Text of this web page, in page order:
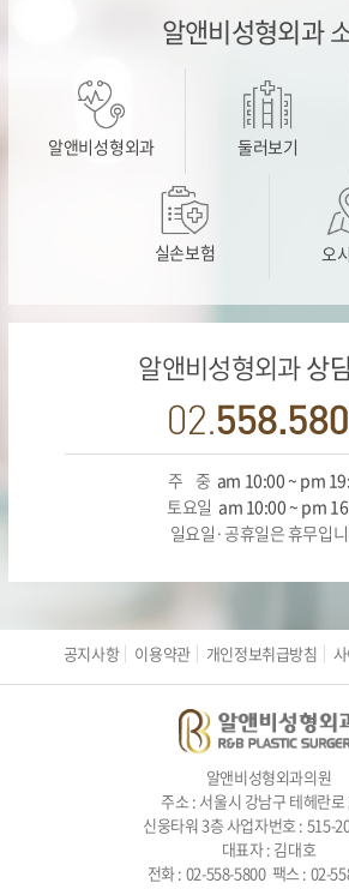
알앤비성형외과
알앤비성형외과 둘러보기
실손보험 오
알앤비성형외과상
주 중 am 10:00 ~ pm
토요일 am 10:00 ~ pm
일요일·공휴일은 휴무입니
공지사항 이용약관 개인정보취급방침
알앤비성형외과의원
주소 : 서울시 강남구 테헤란
신웅타워 3층 사업자번호 : 515-
대표자 : 김대호
전화 : 02-558-5800 팩스 : 02-